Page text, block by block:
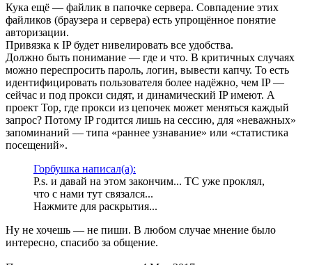
Кука ещё — файлик в папочке сервера. Совпадение этих
файликов (браузера и сервера) есть упрощённое понятие
авторизации.
Привязка к IP будет нивелировать все удобства.
Должно быть понимание — где и что. В критичных случаях
можно переспросить пароль, логин, вывести капчу. То есть
идентифицировать пользователя более надёжно, чем IP —
сейчас и под прокси сидят, и динамический IP имеют. А
проект Тор, где прокси из цепочек может меняться каждый
запрос? Потому IP годится лишь на сессию, для «неважных»
запоминаний — типа «раннее узнавание» или «статистика
посещений».
Горбушка написал(а):
P.s. и давай на этом закончим... ТС уже проклял,
что с нами тут связался...
Нажмите для раскрытия...
Ну не хочешь — не пиши. В любом случае мнение было
интересно, спасибо за общение.